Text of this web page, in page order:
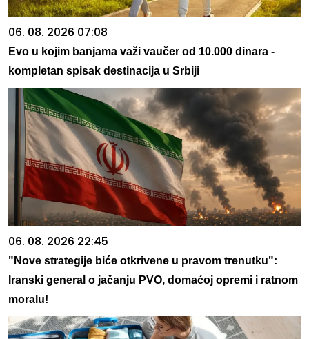
06. 08. 2026 07:08
Evo u kojim banjama važi vaučer od 10.000 dinara -
kompletan spisak destinacija u Srbiji
06. 08. 2026 22:45
"Nove strategije biće otkrivene u pravom trenutku":
Iranski general o jačanju PVO, domaćoj opremi i ratnom
moralu!